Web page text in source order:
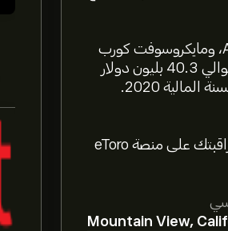
ويشمل منافسي Alphabet, Inc مثل شركة أمازون Amazon.com Inc. (AMZN)، ومايكروسوفت كورب
Microsoft Corp. (MSFT)، وشركة أبل Apple Inc. (AAPL). وحققت الشركة حوالي 40.3 بليون دولار
أمريكي من الإيرادات الصافية بمبلغ 182.5 بليون دولار أمريكي من الإيرادات في السنة المالية 2020.
تلقي الأخبار والتحديثات على سعر السهم GOOG عن طريق إضافته إلى قائمة مراقبتك على منصة eToro
Mountain View,